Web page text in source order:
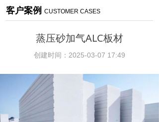
客户案例 CUSTOMER CASES
蒸压砂加气ALC板材
创建时间： 2025-03-07 17:49